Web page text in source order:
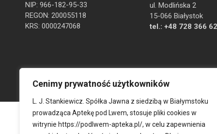
Cenimy prywatność użytkowników
L. J. Stankiewicz. Spółka Jawna z siedzibą w Białymstoku
prowadząca Aptekę pod Lwem, stosuje pliki cookies w
witrynie https://podlwem-apteka.pl/, w celu zapewnienia
NIP: 966-182-95-33
REGON: 200055118
KRS: 0000247068
ul. Modlińska 2
15-066 Białystok
tel.: +48 728 366